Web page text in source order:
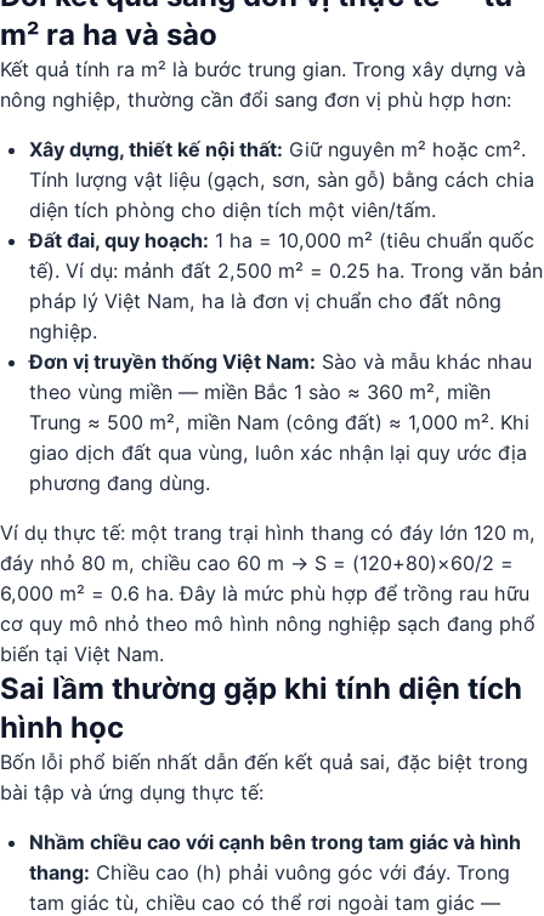
m² ra ha và sào
Kết quả tính ra m² là bước trung gian. Trong xây dựng và
nông nghiệp, thường cần đổi sang đơn vị phù hợp hơn:
Xây dựng, thiết kế nội thất: Giữ nguyên m² hoặc cm².
Tính lượng vật liệu (gạch, sơn, sàn gỗ) bằng cách chia
diện tích phòng cho diện tích một viên/tấm.
Đất đai, quy hoạch: 1 ha = 10,000 m² (tiêu chuẩn quốc
tế). Ví dụ: mảnh đất 2,500 m² = 0.25 ha. Trong văn bản
pháp lý Việt Nam, ha là đơn vị chuẩn cho đất nông
nghiệp.
Đơn vị truyền thống Việt Nam: Sào và mẫu khác nhau
theo vùng miền — miền Bắc 1 sào ≈ 360 m², miền
Trung ≈ 500 m², miền Nam (công đất) ≈ 1,000 m². Khi
giao dịch đất qua vùng, luôn xác nhận lại quy ước địa
phương đang dùng.
Ví dụ thực tế: một trang trại hình thang có đáy lớn 120 m,
đáy nhỏ 80 m, chiều cao 60 m → S = (120+80)×60/2 =
6,000 m² = 0.6 ha. Đây là mức phù hợp để trồng rau hữu
cơ quy mô nhỏ theo mô hình nông nghiệp sạch đang phổ
biến tại Việt Nam.
Sai lầm thường gặp khi tính diện tích
hình học
Bốn lỗi phổ biến nhất dẫn đến kết quả sai, đặc biệt trong
bài tập và ứng dụng thực tế:
Nhầm chiều cao với cạnh bên trong tam giác và hình
thang: Chiều cao (h) phải vuông góc với đáy. Trong
tam giác tù, chiều cao có thể rơi ngoài tam giác —